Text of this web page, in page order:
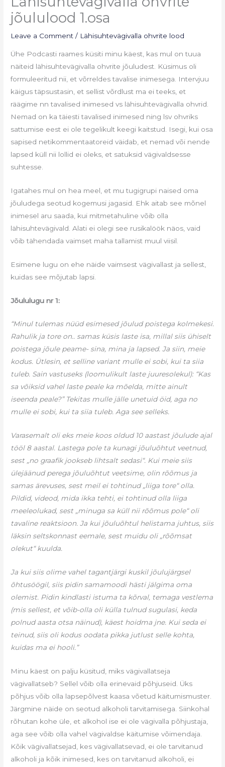
jõululood 1.osa
Leave a Comment / Lähisuhtevägivalla ohvrite lood
Ühe Podcasti raames küsiti minu käest, kas mul on tuua
näiteid lähisuhtevägivalla ohvrite jõuludest. Küsimus oli
formuleeritud nii, et võrreldes tavalise inimesega. Intervjuu
käigus täpsustasin, et sellist võrdlust ma ei teeks, et
räägime nn tavalised inimesed vs lähisuhtevägivalla ohvrid.
Nemad on ka täiesti tavalised inimesed ning lsv ohvriks
sattumise eest ei ole tegelikult keegi kaitstud. Isegi, kui osa
sapised netikommentaatoreid väidab, et nemad või nende
lapsed küll nii lollid ei oleks, et satuksid vägivaldsesse
suhtesse.
Igatahes mul on hea meel, et mu tugigrupi naised oma
jõuludega seotud kogemusi jagasid. Ehk aitab see mõnel
inimesel aru saada, kui mitmetahuline võib olla
lähisuhtevägivald. Alati ei olegi see rusikalöök näos, vaid
võib tähendada vaimset maha tallamist muul viisil.
Esimene lugu on ehe näide vaimsest vägivallast ja sellest,
kuidas see mõjutab lapsi.
Jõululugu nr 1:
“Minul tulemas nüüd esimesed jõulud poistega kolmekesi.
Rahulik ja tore on.. samas küsis laste isa, millal siis ühiselt
poistega jõule peame- sina, mina ja lapsed. Ja siin, meie
kodus. Ütlesin, et selline variant mulle ei sobi, kui ta siia
tuleb. Sain vastuseks (loomulikult laste juuresolekul): “Kas
sa võiksid vahel laste peale ka mõelda, mitte ainult
iseenda peale?” Tekitas mulle jälle unetuid öid, aga no
mulle ei sobi, kui ta siia tuleb. Aga see selleks.
Varasemalt oli eks meie koos oldud 10 aastast jõulude ajal
tööl 8 aastal. Lastega pole ta kunagi jõuluõhtut veetnud,
sest „no graafik jookseb lihtsalt sedasi“. Kui meie siis
ülejäänud perega jõuluõhtut veetsime, olin rõõmus ja
samas ärevuses, sest meil ei tohtinud „liiga tore“ olla.
Pildid, videod, mida ikka tehti, ei tohtinud olla liiga
meeleolukad, sest „minuga sa küll nii rõõmus pole“ oli
tavaline reaktsioon. Ja kui jõuluõhtul helistama juhtus, siis
läksin seltskonnast eemale, sest muidu oli „rõõmsat
olekut“ kuulda.
Ja kui siis olime vahel tagantjärgi kuskil jõulujärgsel
õhtusöögil, siis pidin samamoodi hästi jälgima oma
olemist. Pidin kindlasti istuma ta kõrval, temaga vestlema
(mis sellest, et võib-olla oli külla tulnud sugulasi, keda
polnud aasta otsa näinud), käest hoidma jne. Kui seda ei
teinud, siis oli kodus oodata pikka jutlust selle kohta,
kuidas ma ei hooli.”
Minu käest on palju küsitud, miks vägivallatseja
vägivallatseb? Sellel võib olla erinevaid põhjuseid. Üks
põhjus võib olla lapsepõlvest kaasa võetud käitumismuster.
Järgmine näide on seotud alkoholi tarvitamisega. Siinkohal
rõhutan kohe üle, et alkohol ise ei ole vägivalla põhjustaja,
aga see võib olla vahel vägivaldse käitumise võimendaja.
Kõik vägivallatsejad, kes vägivallatsevad, ei ole tarvitanud
alkoholi ja kõik inimesed, kes on tarvitanud alkoholi, ei